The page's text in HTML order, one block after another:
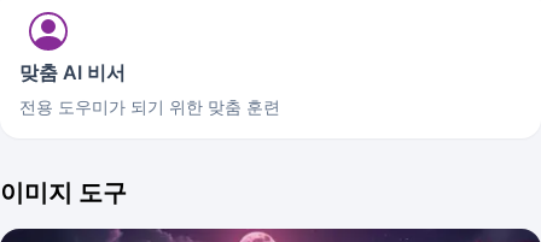
맞춤 AI 비서
전용 도우미가 되기 위한 맞춤 훈련
이미지 도구